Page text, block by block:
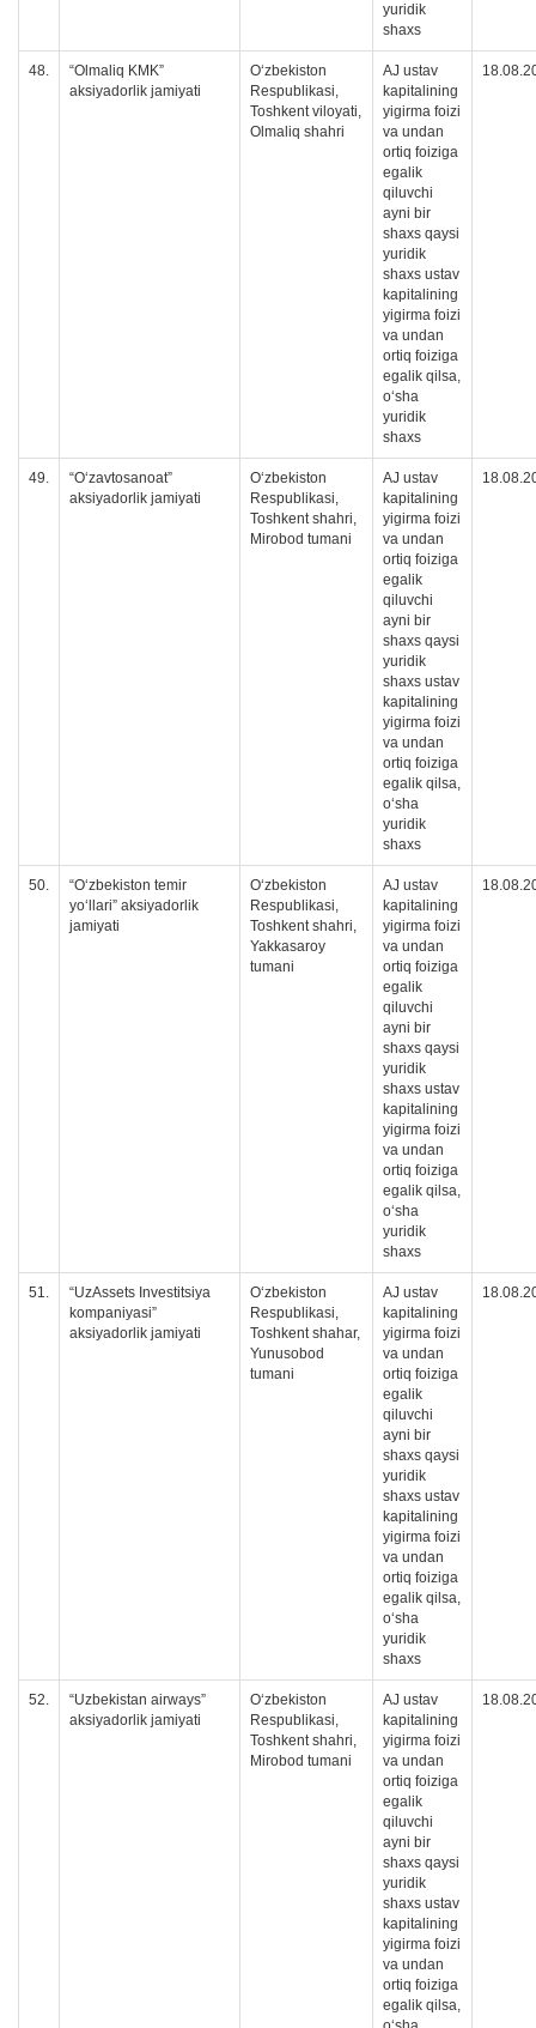
yuridik
shaxs
48.
“Olmaliq KMK”
aksiyadorlik jamiyati
O‘zbekiston
Respublikasi,
Toshkent viloyati,
Olmaliq shahri
AJ ustav
kapitalining
yigirma foizi
va undan
ortiq foiziga
egalik
qiluvchi
ayni bir
shaxs qaysi
yuridik
shaxs ustav
kapitalining
yigirma foizi
va undan
ortiq foiziga
egalik qilsa,
oʻsha
yuridik
shaxs
49.
“O‘zavtosanoat”
aksiyadorlik jamiyati
O‘zbekiston
Respublikasi,
Toshkent shahri,
Mirobod tumani
AJ ustav
kapitalining
yigirma foizi
va undan
ortiq foiziga
egalik
qiluvchi
ayni bir
shaxs qaysi
yuridik
shaxs ustav
kapitalining
yigirma foizi
va undan
ortiq foiziga
egalik qilsa,
oʻsha
yuridik
shaxs
50.
“O‘zbekiston temir
yo‘llari” aksiyadorlik
jamiyati
O‘zbekiston
Respublikasi,
Toshkent shahri,
Yakkasaroy
tumani
AJ ustav
kapitalining
yigirma foizi
va undan
ortiq foiziga
egalik
qiluvchi
ayni bir
shaxs qaysi
yuridik
shaxs ustav
kapitalining
yigirma foizi
va undan
ortiq foiziga
egalik qilsa,
oʻsha
yuridik
shaxs
51.
“UzAssets Investitsiya
kompaniyasi”
aksiyadorlik jamiyati
O‘zbekiston
Respublikasi,
Toshkent shahar,
Yunusobod
tumani
AJ ustav
kapitalining
yigirma foizi
va undan
ortiq foiziga
egalik
qiluvchi
ayni bir
shaxs qaysi
yuridik
shaxs ustav
kapitalining
yigirma foizi
va undan
ortiq foiziga
egalik qilsa,
oʻsha
yuridik
shaxs
52.
“Uzbekistan airways”
aksiyadorlik jamiyati
O‘zbekiston
Respublikasi,
Toshkent shahri,
Mirobod tumani
AJ ustav
kapitalining
yigirma foizi
va undan
ortiq foiziga
egalik
qiluvchi
ayni bir
shaxs qaysi
yuridik
shaxs ustav
kapitalining
yigirma foizi
va undan
ortiq foiziga
egalik qilsa,